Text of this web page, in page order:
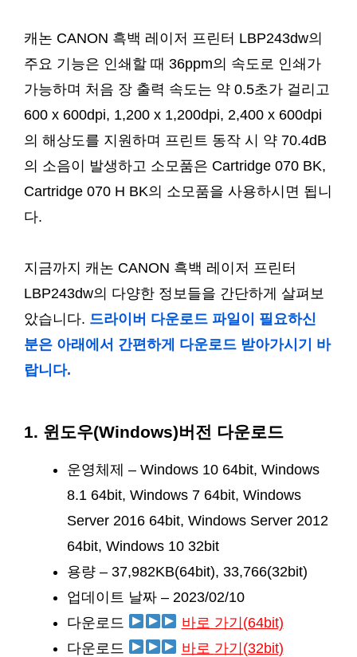
캐논 CANON 흑백 레이저 프린터 LBP243dw의
주요 기능은 인쇄할 때 36ppm의 속도로 인쇄가
가능하며 처음 장 출력 속도는 약 0.5초가 걸리고
600 x 600dpi, 1,200 x 1,200dpi, 2,400 x 600dpi
의 해상도를 지원하며 프린트 동작 시 약 70.4dB
의 소음이 발생하고 소모품은 Cartridge 070 BK,
Cartridge 070 H BK의 소모품을 사용하시면 됩니
다.
지금까지 캐논 CANON 흑백 레이저 프린터
LBP243dw의 다양한 정보들을 간단하게 살펴보
았습니다. 드라이버 다운로드 파일이 필요하신
분은 아래에서 간편하게 다운로드 받아가시기 바
랍니다.
1. 윈도우(Windows)버전 다운로드
운영체제 – Windows 10 64bit, Windows
8.1 64bit, Windows 7 64bit, Windows
Server 2016 64bit, Windows Server 2012
64bit, Windows 10 32bit
용량 – 37,982KB(64bit), 33,766(32bit)
업데이트 날짜 – 2023/02/10
다운로드
바로 가기(64bit)
다운로드
바로 가기(32bit)